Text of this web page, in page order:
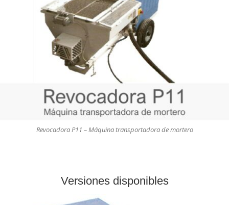
Revocadora P11 – Máquina transportadora de mortero
Versiones disponibles